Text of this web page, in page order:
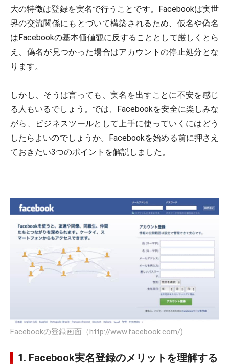
大の特徴は登録を実名で行うことです。Facebookは実世
界の交流関係にもとづいて構築されるため、仮名や偽名
はFacebookの基本価値観に反することとして厳しくとら
え、偽名が見つかった場合はアカウントの停止処分とな
ります。
しかし、そうは言っても、実名を出すことに不安を感じ
る人もいるでしょう。では、Facebookを安全に楽しみな
がら、ビジネスツールとして上手に使っていくにはどう
したらよいのでしょうか。Facebookを始める前に押さえ
ておきたい3つのポイントを解説しました。
Facebookの登録画面（http://www.facebook.com/)
1. Facebook実名登録のメリットを理解する